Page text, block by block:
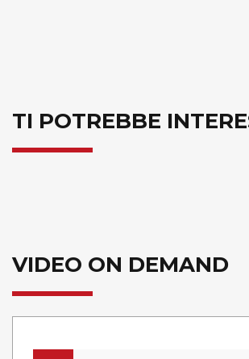
TI POTREBBE
VIDEO ON DEMAND